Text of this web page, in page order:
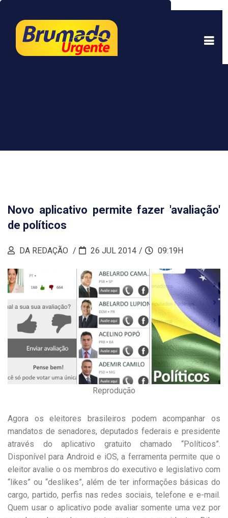
experiência. Ao continuar a navegar, você está
de acordo com isso.Saber mais.
Novo aplicativo permite fazer 'avaliação'
de políticos
DA REDAÇÃO 26 JUL 2014 09:19H
Reprodução
Agora os eleitores brasileiros podem acompanhar os
mandatos de senadores, deputados federais e presidente
através do aplicativo gratuito chamado “Políticos”.
Disponível para Android e iOS, a ferramenta permite que o
eleitor avalie o os membros do executivo e legislativo com
“likes” ou “deslikes”, além de ter informações básicas do
cargo, partido, perfis nas redes sociais, telefone e e-mail.
Quem usar o aplicativo pode avaliar somente uma vez por